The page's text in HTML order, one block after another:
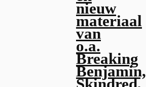
nieuw
materiaal
van
o.a.
Breaking
Benjamin,